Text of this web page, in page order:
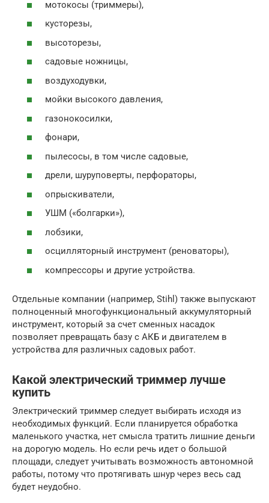
мотокосы (триммеры),
кусторезы,
высоторезы,
садовые ножницы,
воздуходувки,
мойки высокого давления,
газонокосилки,
фонари,
пылесосы, в том числе садовые,
дрели, шуруповерты, перфораторы,
опрыскиватели,
УШМ («болгарки»),
лобзики,
осцилляторный инструмент (реноваторы),
компрессоры и другие устройства.
Отдельные компании (например, Stihl) также выпускают
полноценный многофункциональный аккумуляторный
инструмент, который за счет сменных насадок
позволяет превращать базу с АКБ и двигателем в
устройства для различных садовых работ.
Какой электрический триммер лучше
купить
Электрический триммер следует выбирать исходя из
необходимых функций. Если планируется обработка
маленького участка, нет смысла тратить лишние деньги
на дорогую модель. Но если речь идет о большой
площади, следует учитывать возможность автономной
работы, потому что протягивать шнур через весь сад
будет неудобно.